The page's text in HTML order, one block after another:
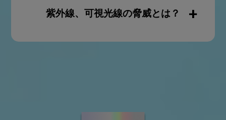
紫外線、可視光線の脅威とは？